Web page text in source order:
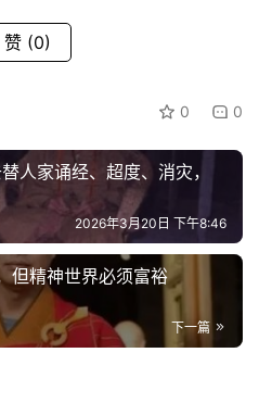
赞 (0)
0 0
人家诵经、超度、消灾，
2026年3月20日 下午8:46
但精神世界必须富裕
下一篇